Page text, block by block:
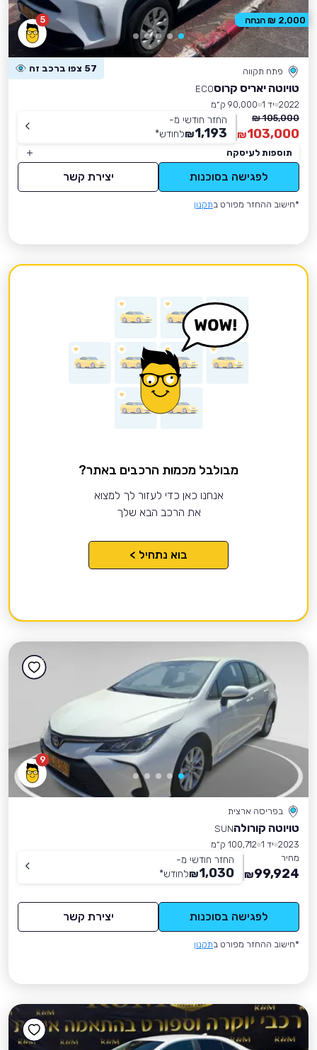
5
פתח תקווה 57 צפו ברכב זה
טויוטה יאריס קרוסECO
2022 יד 1
90,000 ק״מ
105,000 ₪
103,000
₪
החזר חודשי מ-
1,193
₪לחודש*
תוספות לעיסקה
לפגישה בסוכנות יצירת קשר
*חישוב ההחזר מפורט בתקנון
2,000 ₪ הנחה
מבולבל מכמות הרכבים באתר?
אנחנו כאן כדי לעזור לך למצוא
את הרכב הבא שלך
בוא נתחיל >
9
בפריסה ארצית
טויוטה קורולהSUN
2023 יד 1
100,712 ק״מ
מחיר
99,924
₪
החזר חודשי מ-
1,030
₪לחודש*
לפגישה בסוכנות יצירת קשר
*חישוב ההחזר מפורט בתקנון